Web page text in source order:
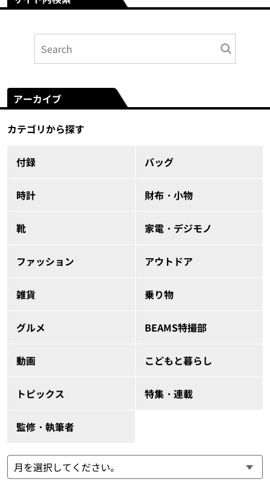
アーカイブ
カテゴリから探す
付録 バッグ
時計 財布・小物
靴 家電・デジモノ
ファッション アウトドア
雑貨 乗り物
グルメ BEAMS特撮部
動画 こどもと暮らし
トピックス 特集・連載
監修・執筆者